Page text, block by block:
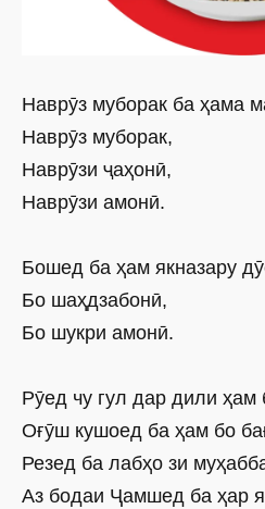
Наврӯз муборак ба ҳама
Наврӯз муборак,
Наврӯзи ҷаҳонӣ,
Наврӯзи амонӣ.
Бошед ба ҳам якназару
Бо шаҳдзабонӣ,
Бо шукри амонӣ.
Рӯед чу гул дар дили ҳам
Оғӯш кушоед ба ҳам бо
Резед ба лабҳо зи
Аз бодаи Ҷамшед ба ҳар